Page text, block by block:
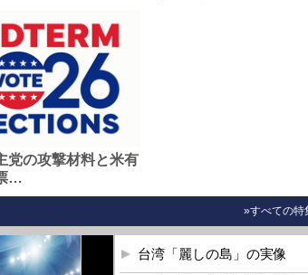
党の攻撃材料と米有
…
»すべての特
台湾「麗しの島」の実像